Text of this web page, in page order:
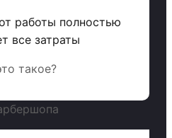
работы полностью
все затраты
такое?